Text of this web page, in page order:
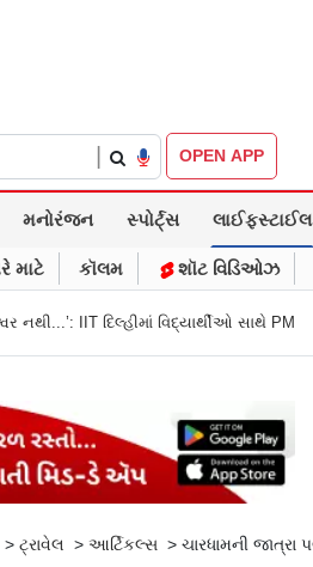
OPEN APP
મનોરંજન સ્પોર્ટ્સ લાઈફસ્ટાઈલ
માટે કૉલમ શૉટ વિડિઓઝ
સાથે PM મોદીનો રમુજી સંવાદ થાણે:
> ટ્રાવેલ > આર્ટિકલ્સ > ચારધામની જાત્રા